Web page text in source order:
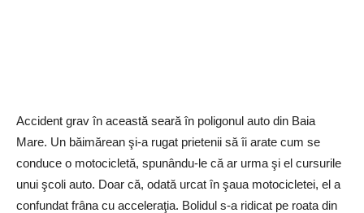
Accident grav în această seară în poligonul auto din Baia
Mare. Un băimărean şi-a rugat prietenii să îi arate cum se
conduce o motocicletă, spunându-le că ar urma şi el cursurile
unui şcoli auto. Doar că, odată urcat în şaua motocicletei, el a
confundat frâna cu acceleraţia. Bolidul s-a ridicat pe roata din